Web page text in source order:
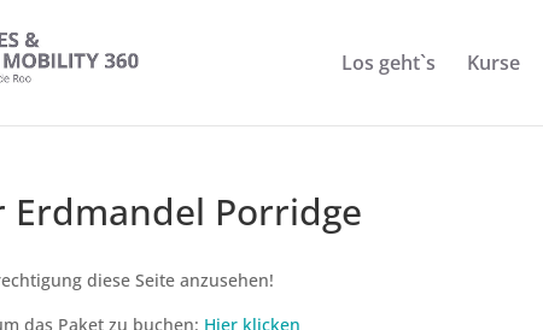
Los geht`s Kurse
Erdmandel Porridge
diese Seite anzusehen!
das Paket zu buchen: Hier klicken